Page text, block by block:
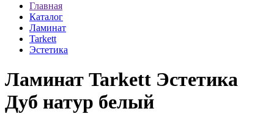
Главная
Каталог
Ламинат
Tarkett
Эстетика
Ламинат Tarkett Эстетика
Дуб натур белый